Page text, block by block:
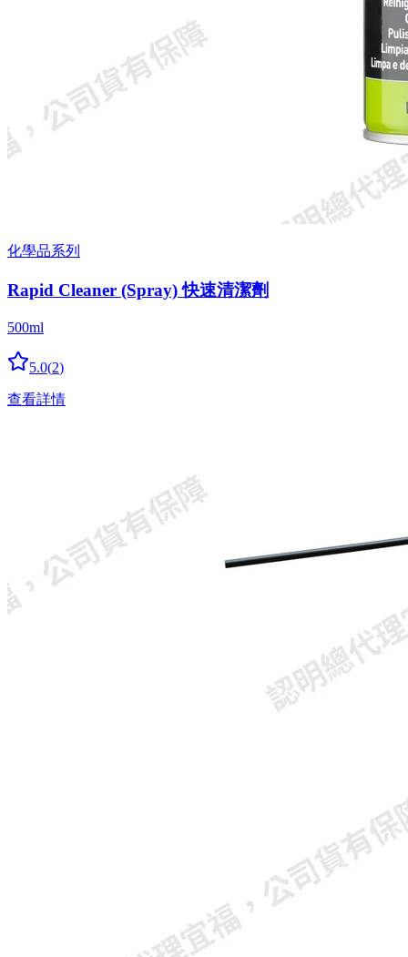
化學品系列
Rapid Cleaner (Spray) 快速清潔劑
500ml
5.0(2)
查看詳情